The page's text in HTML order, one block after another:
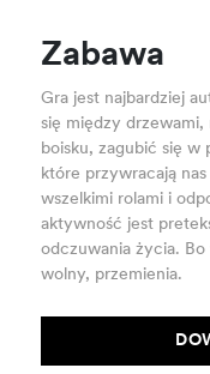
Zabawa
Gra jest najbardziej
się między
boisku, zagubić się
które przywracają
wszelkimi rolami i
aktywność jest
odczuwania życia.
wolny, przemienia.